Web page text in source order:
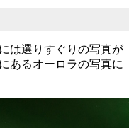
は選りすぐりの写真が
あるオーロラの写真に